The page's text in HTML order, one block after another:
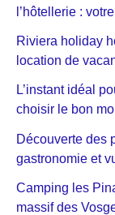
l’hôtellerie :
Riviera holiday
location de
L’instant idéal
choisir le bon
Découverte des
gastronomie et
Camping les
massif des